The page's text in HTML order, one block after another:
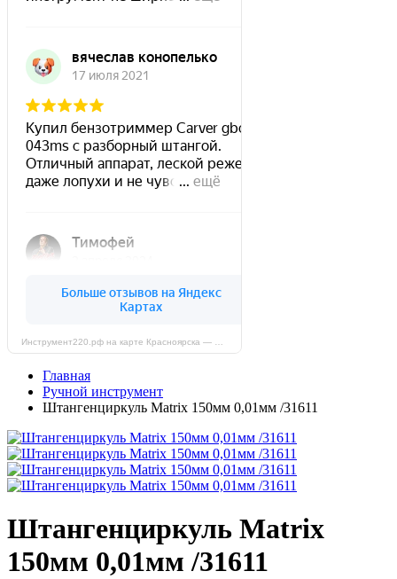
Главная
Ручной инструмент
Штангенциркуль Matrix 150мм 0,01мм /31611
Штангенциркуль Matrix
150мм 0,01мм /31611